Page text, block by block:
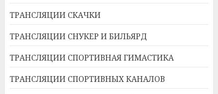
ТРАНСЛЯЦИИ СКАЧКИ
ТРАНСЛЯЦИИ СНУКЕР И БИЛЬЯРД
ТРАНСЛЯЦИИ СПОРТИВНАЯ ГИМАСТИКА
ТРАНСЛЯЦИИ СПОРТИВНЫХ КАНАЛОВ